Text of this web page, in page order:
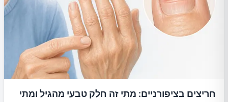
חריצים בציפורניים: מתי זה חלק טבעי מהגיל ומתי